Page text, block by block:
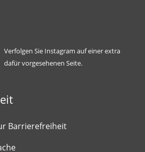
Verfolgen Sie Instagram auf einer extra
dafür vorgesehenen Seite.
Barrierefreiheit